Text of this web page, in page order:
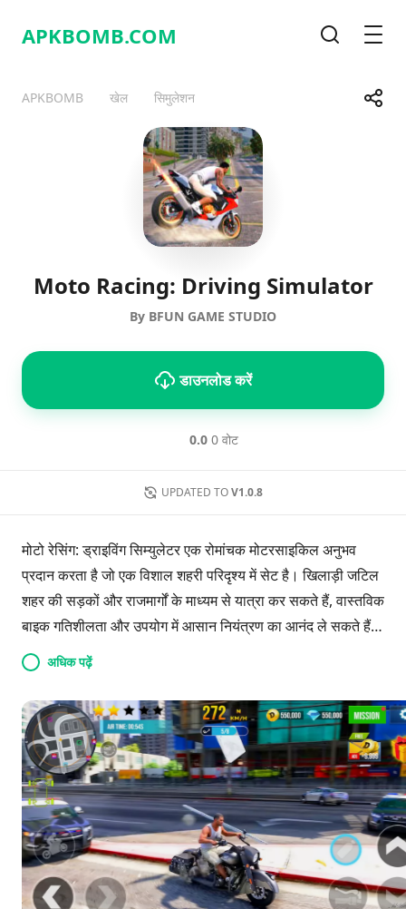
APKBOMB.COM
APKBOMB खेल सिमुलेशन साझा
TelegramFacebook
Moto Racing: Driving Simulator
By BFUN GAME STUDIO
डाउनलोड करें
0.0 0 वोट
UPDATED TO V1.0.8
मोटो रेसिंग: ड्राइविंग सिम्युलेटर एक रोमांचक मोटरसाइकिल अनुभव
प्रदान करता है जो एक विशाल शहरी परिदृश्य में सेट है। खिलाड़ी जटिल
शहर की सड़कों और राजमार्गों के माध्यम से यात्रा कर सकते हैं, वास्तविक
बाइक गतिशीलता और उपयोग में आसान नियंत्रण का आनंद ले सकते हैं।
खेल में बिना किसी प्रतिबंध के अन्वेषण के लिए एक फ्री राइड मोड
शामिल है, साथ ही रोमांचक मिशन और विभिन्न मोटरसाइकिलों को
अनलॉक करने का अवसर भी है। कस्टमाइजेशन विकल्प व्यक्तिगत
अनुभव को बढ़ाते हैं, जबकि शानदार 3डी दृश्य एक अधिभूत करने वाला
वातावरण बनाते हैं। सभी कौशल स्तरों के खिलाड़ियों के लिए डिज़ाइन
किया गया, यह सिम्युलेटर सभी को शहर में सवारी करने के मुक्त रोमांच का
अनुभव करने के लिए आमंत्रित करता है। खुली सड़क को अपनाने के लिए
तैयार हो जाइए!
अधिक पढ़ें